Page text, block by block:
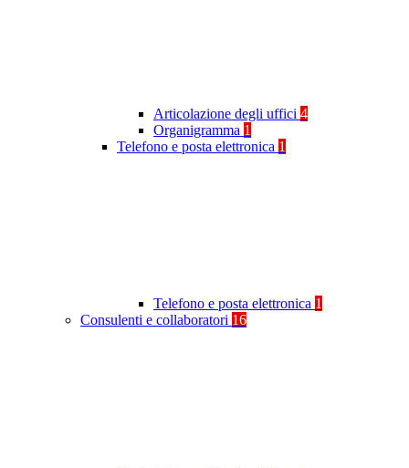
Articolazione degli uffici 4
Organigramma 1
Telefono e posta elettronica 1
Telefono e posta elettronica 1
Consulenti e collaboratori 16